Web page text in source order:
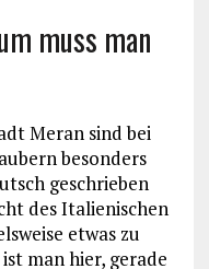
muss man
Meran sind bei
besonders
geschrieben
des Italienischen
etwas zu
man hier, gerade